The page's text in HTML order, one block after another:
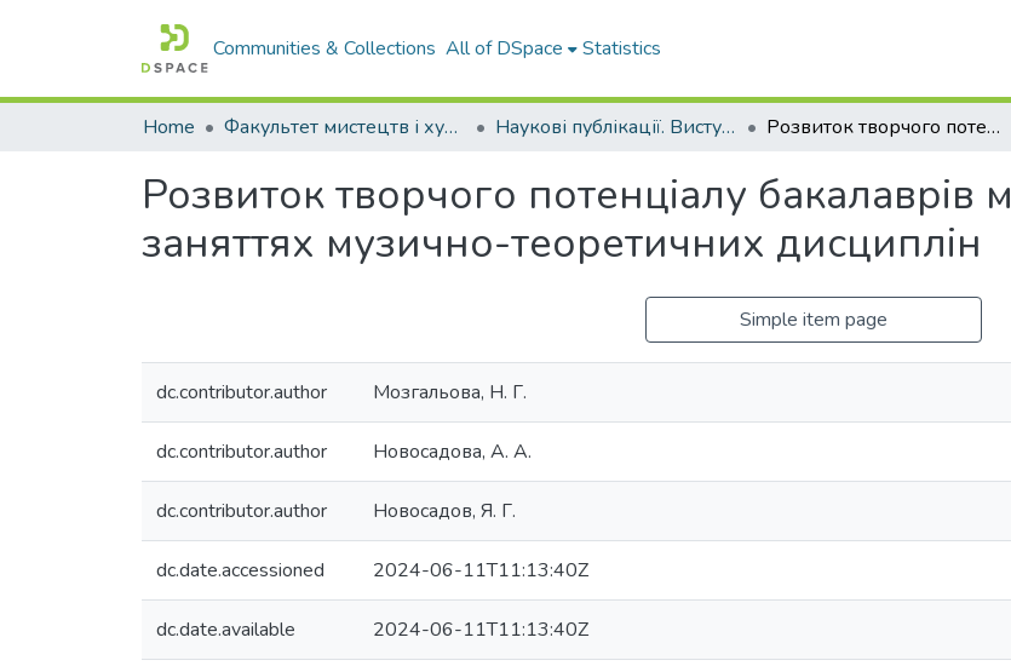
Communities & Collections All of DSpace Statistics
Home Факультет мистецтв і художньо-освітніх технологій Наукові публікації. Виступи Розвиток творчого потенціалу бакалаврів музичного мистецтва на заняттях музично-теоретичних дисциплін
Розвиток творчого потенціалу бакалаврів
заняттях музично-теоретичних дисциплін
Simple item page
dc.contributor.author Мозгальова, Н. Г.
dc.contributor.author Новосадова, А. А.
dc.contributor.author Новосадов, Я. Г.
dc.date.accessioned 2024-06-11T11:13:40Z
dc.date.available 2024-06-11T11:13:40Z